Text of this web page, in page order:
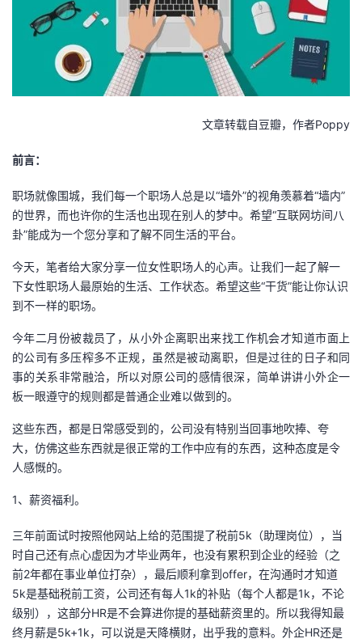
博
客
的
论
坛
我
的
圈
子
我
的
直
我
的
动
我
关
注
的
开
发
者
堂
我
的
我
我
的
Programs
我
的
支
我
的
技
我
的
文章转载自豆瓣，作者Poppy
前言：
职场就像围城，我们每一个职场人总是以“墙外”的视角羡慕着“墙内”
的世界，而也许你的生活也出现在别人的梦中。希望“互联网坊间八
卦”能成为一个您分享和了解不同生活的平台。
今天，笔者给大家分享一位女性职场人的心声。让我们一起了解一
下女性职场人最原始的生活、工作状态。希望这些“干货”能让你认识
到不一样的职场。
今年二月份被裁员了，从小外企离职出来找工作机会才知道市面上
的公司有多压榨多不正规，虽然是被动离职，但是过往的日子和同
事的关系非常融洽，所以对原公司的感情很深，简单讲讲小外企一
板一眼遵守的规则都是普通企业难以做到的。
这些东西，都是日常感受到的，公司没有特别当回事地吹捧、夸
大，仿佛这些东西就是很正常的工作中应有的东西，这种态度是令
人感慨的。
1、薪资福利。
三年前面试时按照他网站上给的范围提了税前5k（助理岗位），当
时自己还有点心虚因为才毕业两年，也没有累积到企业的经验（之
前2年都在事业单位打杂），最后顺利拿到offer，在沟通时才知道
5k是基础税前工资，公司还有每人1k的补贴（每个人都是1k，不论
级别），这部分HR是不会算进你提的基础薪资里的。所以我得知最
终月薪是5k+1k，可以说是天降横财，出乎我的意料。外企HR还是